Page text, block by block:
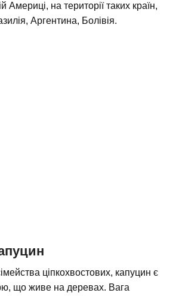
Америці, на території таких країн,
Аргентина, Болівія.
ціпкохвостових, капуцин є
що живе на деревах. Вага